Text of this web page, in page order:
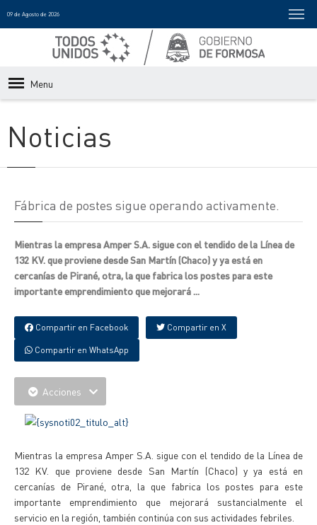
09 de Agosto de 2026
Menu
Noticias
Fábrica de postes sigue operando activamente.
Mientras la empresa Amper S.A. sigue con el tendido de la Línea de
132 KV. que proviene desde San Martín (Chaco) y ya está en
cercanías de Pirané, otra, la que fabrica los postes para este
importante emprendimiento que mejorará ...
Compartir en Facebook Compartir en X
Compartir en WhatsApp
Acciones
Mientras la empresa Amper S.A. sigue con el tendido de la Línea de
132 KV. que proviene desde San Martín (Chaco) y ya está en
cercanías de Pirané, otra, la que fabrica los postes para este
importante emprendimiento que mejorará sustancialmente el
servicio en la región, también continúa con sus actividades febriles.